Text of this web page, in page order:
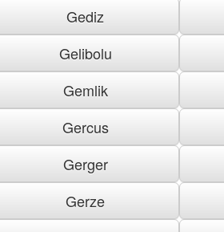
Gediz
Gelibolu
Gemlik
Gercus
Gerger
Gerze